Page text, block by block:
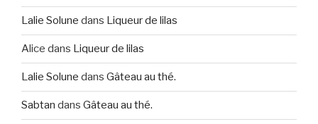
Lalie Solune dans Liqueur de lilas
Alice dans Liqueur de lilas
Lalie Solune dans Gâteau au thé.
Sabtan dans Gâteau au thé.